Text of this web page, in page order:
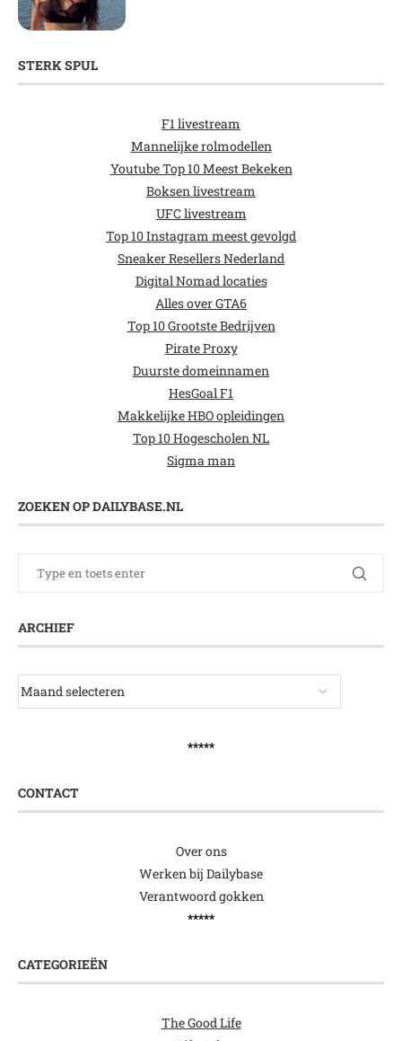
STERK SPUL
F1 livestream
Mannelijke rolmodellen
Youtube Top 10 Meest Bekeken
Boksen livestream
UFC livestream
Top 10 Instagram meest gevolgd
Sneaker Resellers Nederland
Digital Nomad locaties
Alles over GTA6
Top 10 Grootste Bedrijven
Pirate Proxy
Duurste domeinnamen
HesGoal F1
Makkelijke HBO opleidingen
Top 10 Hogescholen NL
Sigma man
ZOEKEN OP DAILYBASE.NL
ARCHIEF
*****
CONTACT
Over ons
Werken bij Dailybase
Verantwoord gokken
*****
CATEGORIEËN
The Good Life